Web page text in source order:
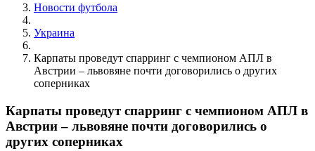
Новости футбола
Украина
Карпаты проведут спарринг с чемпионом АПЛ в
Австрии – львовяне почти договорились о других
соперниках
Карпаты проведут спарринг с чемпионом АПЛ в
Австрии – львовяне почти договорились о
других соперниках